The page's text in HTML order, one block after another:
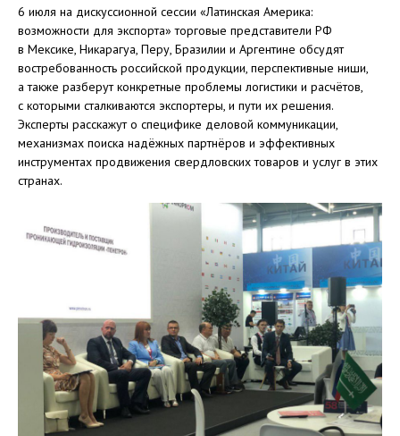
6 июля на дискуссионной сессии «Латинская Америка:
возможности для экспорта» торговые представители РФ
в Мексике, Никарагуа, Перу, Бразилии и Аргентине обсудят
востребованность российской продукции, перспективные ниши,
а также разберут конкретные проблемы логистики и расчётов,
с которыми сталкиваются экспортеры, и пути их решения.
Эксперты расскажут о специфике деловой коммуникации,
механизмах поиска надёжных партнёров и эффективных
инструментах продвижения свердловских товаров и услуг в этих
странах.